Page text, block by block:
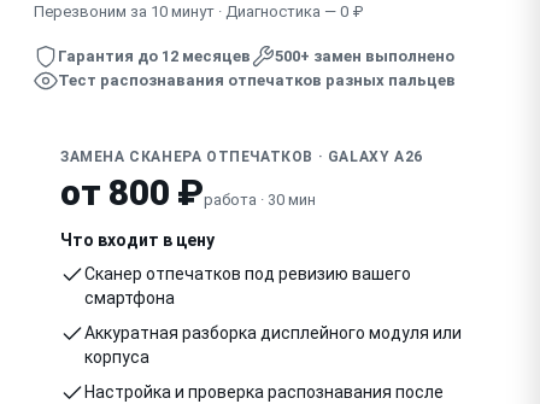
Перезвоним за 10 минут · Диагностика — 0 ₽
Гарантия до 12 месяцев
500+ замен выполнено
Тест распознавания отпечатков разных пальцев
ЗАМЕНА СКАНЕРА ОТПЕЧАТКОВ · GALAXY A26
от 800 ₽работа · 30 мин
Что входит в цену
Сканер отпечатков под ревизию вашего
смартфона
Аккуратная разборка дисплейного модуля или
корпуса
Настройка и проверка распознавания после